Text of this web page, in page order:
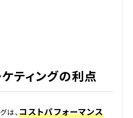
ティングの利点
は、コストパフォーマンス